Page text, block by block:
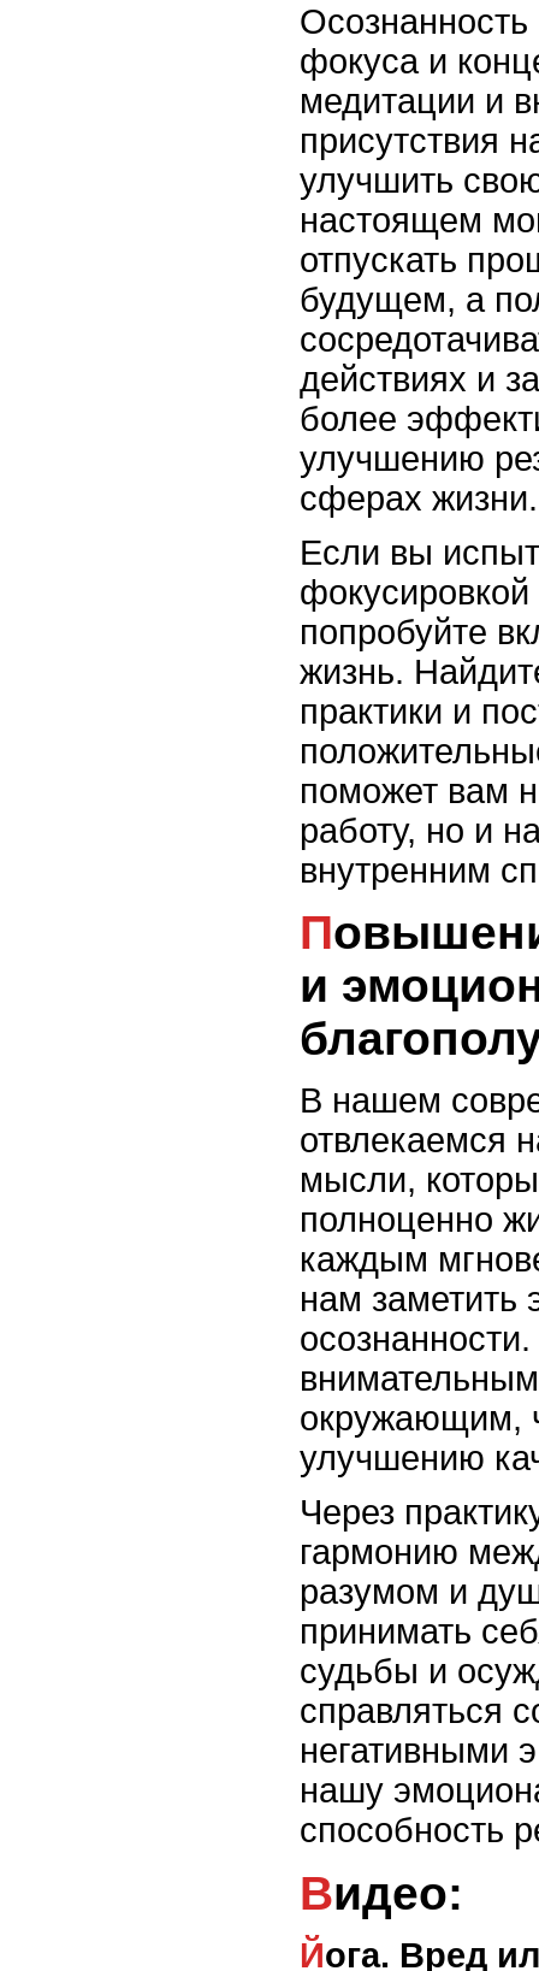
Осознанность
фокуса и
медитации и
присутствия
улучшить
настоящем
отпускать
будущем, а
действиях и
более
улучшению
сферах жизни.
Если вы
попробуйте
жизнь.
практики и
поможет вам
работу, но и
внутренним
Повышение самосознания
и
В нашем
отвлекаемся
мысли,
полноценно
каждым
нам заметить
окружающим,
улучшению
Через
гармонию
разумом и
принимать
судьбы и
справляться
негативными
нашу
способность
Видео:
Йога. Вред или польза для здоровья